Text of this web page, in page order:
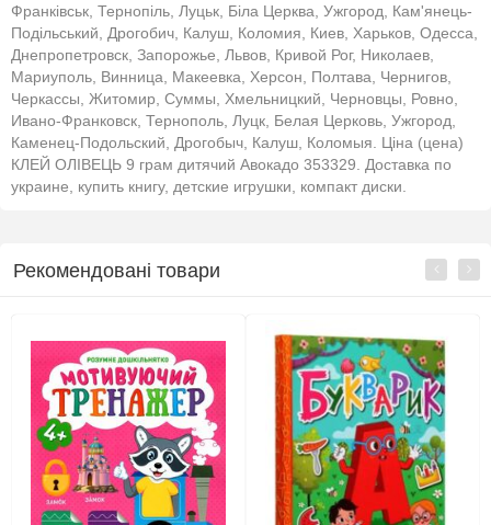
Франківськ, Тернопіль, Луцьк, Біла Церква, Ужгород, Кам'янець-
Подільський, Дрогобич, Калуш, Коломия, Киев, Харьков, Одесса,
Днепропетровск, Запорожье, Львов, Кривой Рог, Николаев,
Мариуполь, Винница, Макеевка, Херсон, Полтава, Чернигов,
Черкассы, Житомир, Суммы, Хмельницкий, Черновцы, Ровно,
Ивано-Франковск, Тернополь, Луцк, Белая Церковь, Ужгород,
Каменец-Подольский, Дрогобыч, Калуш, Коломыя. Ціна (цена)
КЛЕЙ ОЛІВЕЦЬ 9 грам дитячий Авокадо 353329. Доставка по
украине, купить книгу, детские игрушки, компакт диски.
Рекомендовані товари